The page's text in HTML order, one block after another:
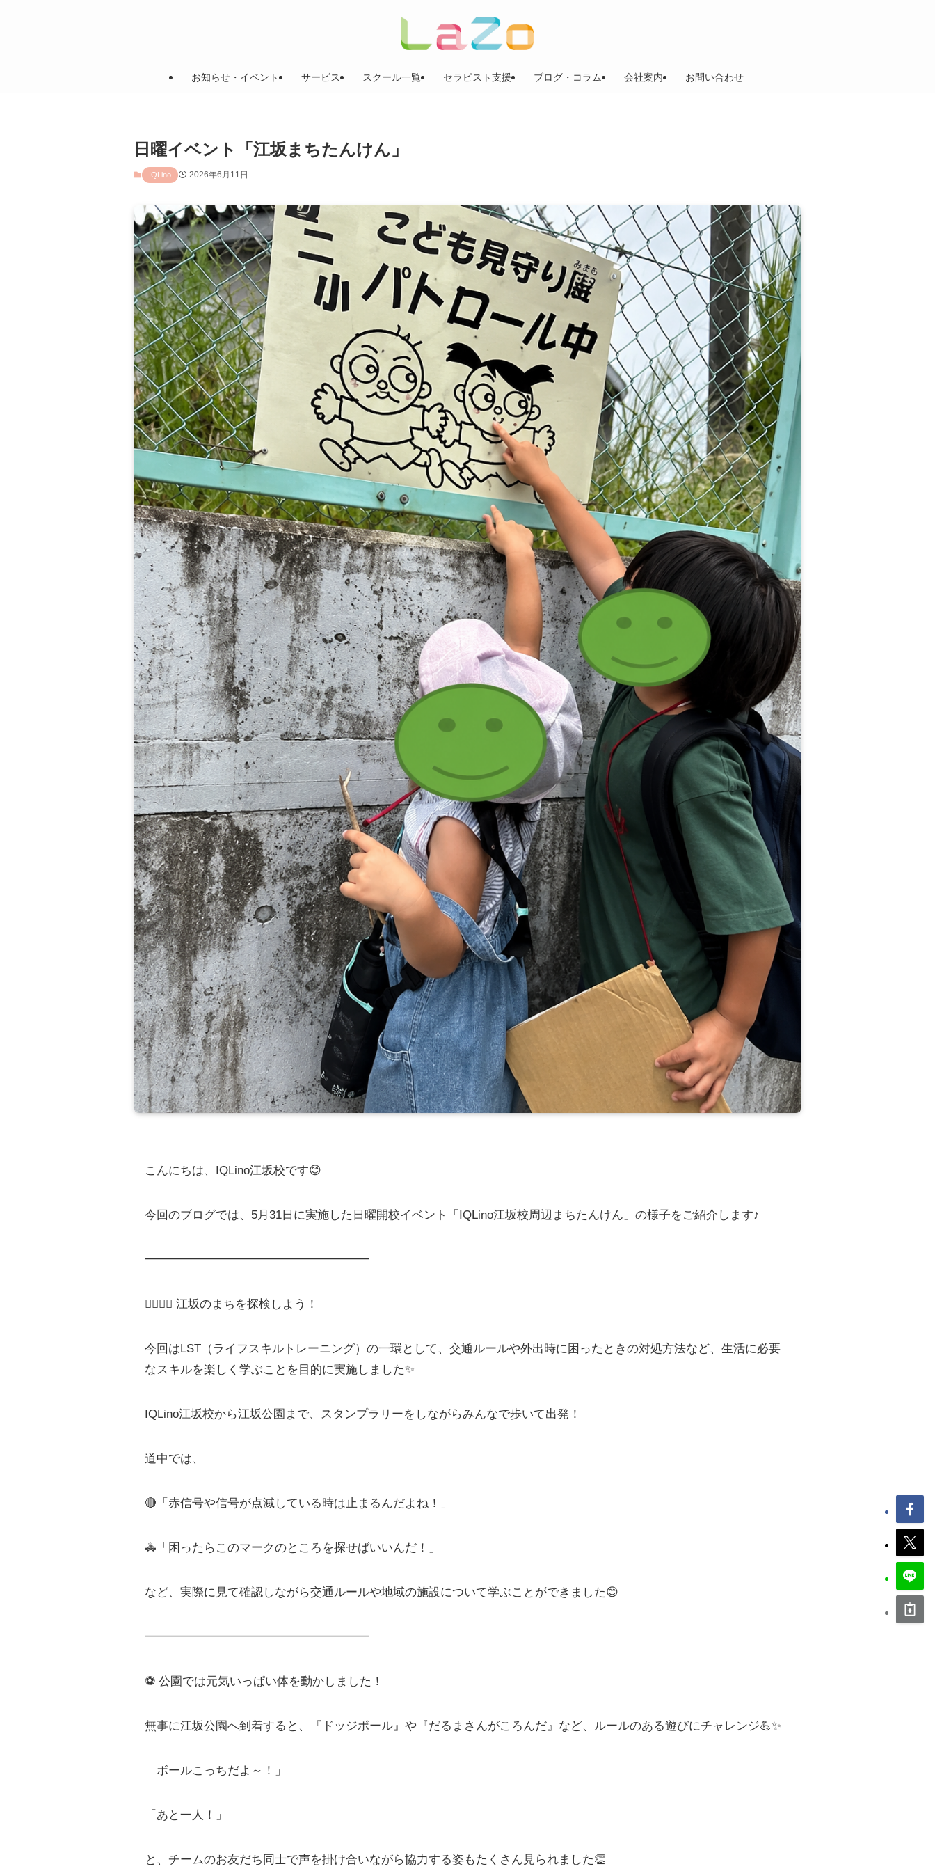
お知らせ・イベント サービス スクール一覧 セラピスト支援 ブログ・コラム 会社案内 お問い合わせ
日曜イベント「江坂まちたんけん」
IQLino 2026年6月11日
こんにちは、IQLino江坂校です😊
今回のブログでは、5月31日に実施した日曜開校イベント「IQLino江坂校周辺まちたんけん」の様子をご紹介します♪
━━━━━━━━━━━━━━━━━━━
🚶‍♂️🚶‍♀️ 江坂のまちを探検しよう！
今回はLST（ライフスキルトレーニング）の一環として、交通ルールや外出時に困ったときの対処方法など、生活に必要
なスキルを楽しく学ぶことを目的に実施しました✨
IQLino江坂校から江坂公園まで、スタンプラリーをしながらみんなで歩いて出発！
道中では、
🔴「赤信号や信号が点滅している時は止まるんだよね！」
🚓「困ったらこのマークのところを探せばいいんだ！」
など、実際に見て確認しながら交通ルールや地域の施設について学ぶことができました😊
━━━━━━━━━━━━━━━━━━━
⚽ 公園では元気いっぱい体を動かしました！
無事に江坂公園へ到着すると、『ドッジボール』や『だるまさんがころんだ』など、ルールのある遊びにチャレンジ💪✨
「ボールこっちだよ～！」
「あと一人！」
と、チームのお友だち同士で声を掛け合いながら協力する姿もたくさん見られました👏